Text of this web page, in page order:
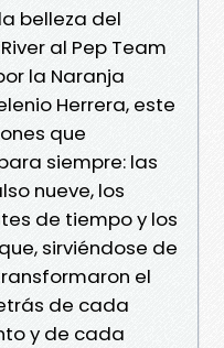
belleza del
al Pep Team
la Naranja
Herrera, este
que
siempre: las
nueve, los
de tiempo y los
sirviéndose de
el
de cada
y de cada